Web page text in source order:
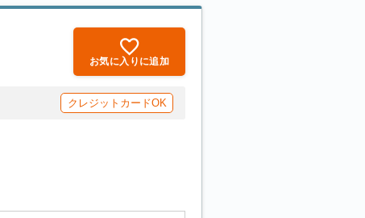
お気に入りに追加
クレジットカードOK